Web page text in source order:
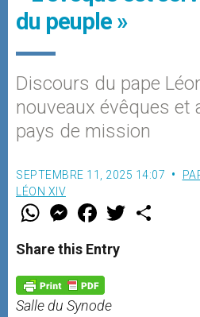
du peuple »
Discours du pape
nouveaux évêques et
pays de mission
SEPTEMBRE 11, 2025 14:07
LÉON XIV
W
t
s
p
p
M
e
s
e
g
e
r
F
a
e
b
o
k
w
Share this Entry
Salle du Synode